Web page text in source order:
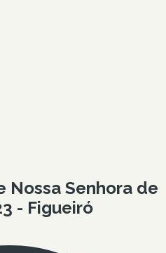
Nossa Senhora de
- Figueiró